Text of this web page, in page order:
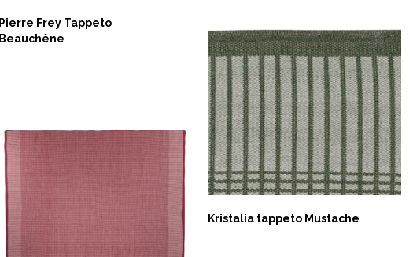
Pierre Frey Tappeto
Beauchêne
Kristalia tappeto Mustache
ASK NOW